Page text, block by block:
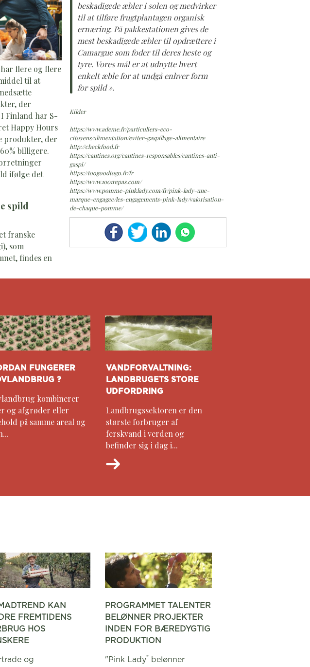
flere og flere
til at
der
Finland har S-
Happy Hours
produkter, der
billigere.
ifølge det
spild
franske
som
findes en
beskadigede æbler i solen og medvirker
til at tilføre frugtplantagen organisk
ernæring. På pakkestationen gives de
mest beskadigede æbler til opdrættere i
Camargue som foder til deres heste og
tyre. Vores mål er at udnytte hvert
enkelt æble for at undgå enhver form
for spild ».
Kilder
https://www.ademe.fr/particuliers-eco-
citoyens/alimentation/eviter-gaspillage-alimentaire
http://checkfood.fr
https://cantines.org/cantines-responsables/cantines-anti-
gaspi/
https://toogoodtogo.fr/fr
https://www.1001repas.com/
https://www.pomme-pinklady.com/fr/pink-lady-une-
marque-engagee/les-engagements-pink-lady/valorisation-
de-chaque-pomme/
FUNGERER
?
kombinerer
og afgrøder eller
på samme areal og
VANDFORVALTNING:
LANDBRUGETS STORE
UDFORDRING
Landbrugssektoren er den
største forbruger af
ferskvand i verden og
befinder sig i dag i...
KAN
FREMTIDENS
HOS
og
PROGRAMMET TALENTER
BELØNNER PROJEKTER
INDEN FOR BÆREDYGTIG
PRODUKTION
"Pink Lady® belønner